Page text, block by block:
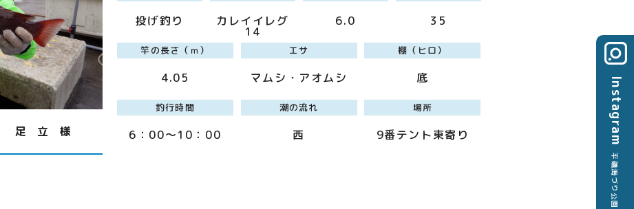
足 立 様
投げ釣り カレイイレグ
14
6.0 35
竿の長さ（ｍ）
4.05
エサ
マムシ・アオムシ
棚（ヒロ）
底
釣行時間
6：00～10：00
潮の流れ
西
場所
9番テント東寄り Instagram
平磯海づり公園